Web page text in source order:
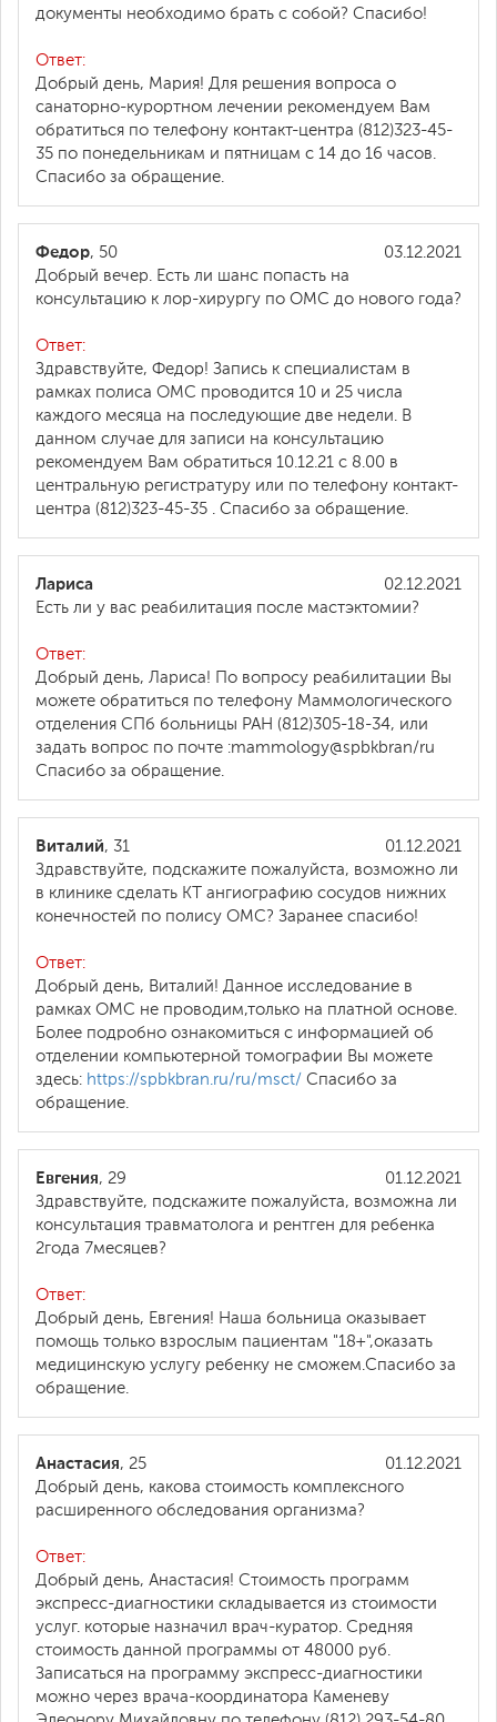
документы необходимо брать с собой? Спасибо!
Ответ:
Добрый день, Мария! Для решения вопроса о
санаторно-курортном лечении рекомендуем Вам
обратиться по телефону контакт-центра (812)323-45-
35 по понедельникам и пятницам с 14 до 16 часов.
Спасибо за обращение.
03.12.2021
Федор, 50
Добрый вечер. Есть ли шанс попасть на
консультацию к лор-хирургу по ОМС до нового года?
Ответ:
Здравствуйте, Федор! Запись к специалистам в
рамках полиса ОМС проводится 10 и 25 числа
каждого месяца на последующие две недели. В
данном случае для записи на консультацию
рекомендуем Вам обратиться 10.12.21 с 8.00 в
центральную регистратуру или по телефону контакт-
центра (812)323-45-35 . Спасибо за обращение.
02.12.2021
Лариса
Есть ли у вас реабилитация после мастэктомии?
Ответ:
Добрый день, Лариса! По вопросу реабилитации Вы
можете обратиться по телефону Маммологического
отделения СПб больницы РАН (812)305-18-34, или
задать вопрос по почте :mammology@spbkbran/ru
Спасибо за обращение.
01.12.2021
Виталий, 31
Здравствуйте, подскажите пожалуйста, возможно ли
в клинике сделать КТ ангиографию сосудов нижних
конечностей по полису ОМС? Заранее спасибо!
Ответ:
Добрый день, Виталий! Данное исследование в
рамках ОМС не проводим,только на платной основе.
Более подробно ознакомиться с информацией об
отделении компьютерной томографии Вы можете
здесь: https://spbkbran.ru/ru/msct/ Спасибо за
обращение.
01.12.2021
Евгения, 29
Здравствуйте, подскажите пожалуйста, возможна ли
консультация травматолога и рентген для ребенка
2года 7месяцев?
Ответ:
Добрый день, Евгения! Наша больница оказывает
помощь только взрослым пациентам "18+",оказать
медицинскую услугу ребенку не сможем.Спасибо за
обращение.
01.12.2021
Анастасия, 25
Добрый день, какова стоимость комплексного
расширенного обследования организма?
Ответ:
Добрый день, Анастасия! Стоимость программ
экспресс-диагностики складывается из стоимости
услуг. которые назначил врач-куратор. Средняя
стоимость данной программы от 48000 руб.
Записаться на программу экспресс-диагностики
можно через врача-координатора Каменеву